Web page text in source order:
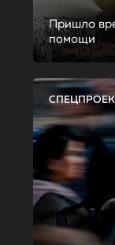
Пришло
помощи